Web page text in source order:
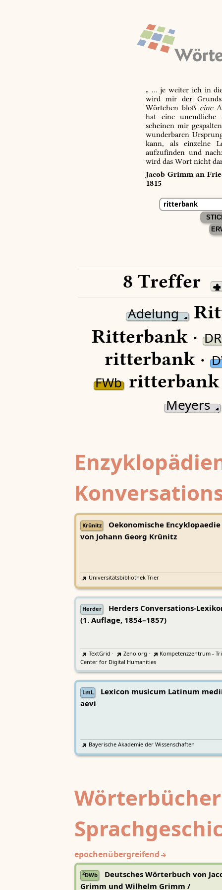
„ … je weiter ich in
wird mir der
Wörtchen bloß eine
hat eine unendliche
scheinen mir
wunderbaren
kann, als einzelne
aufzufinden und
wird das Wort nicht
Jacob Grimm an
1815
8 Treffer
Adelung
Ritterbank ·
ritterbank ·
FWbritterbank
Meyers
Krünitz
Oekonomische Encyklopaedie
von Johann Georg Krünitz
Universitätsbibliothek Trier
Herder
Herders Conversations-
(1. Auflage, 1854–1857)
TextGrid · Zeno.org ·
Kompetenzzentrum -
Center for Digital Humanities
LmL
Lexicon musicum Latinum
aevi
Bayerische Akademie der Wissenschaften
epochenübergreifend
2DWb
Deutsches Wörterbuch von
Grimm und Wilhelm Grimm /